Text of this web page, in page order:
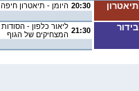
היומן - תיאטרון חיפה 20:30 תיאטרון
ליאור כלפון - הסודות
המצחיקים של הגוף 21:30 בידור